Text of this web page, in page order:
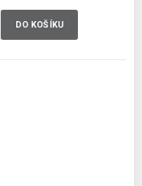
DO KOŠÍKU